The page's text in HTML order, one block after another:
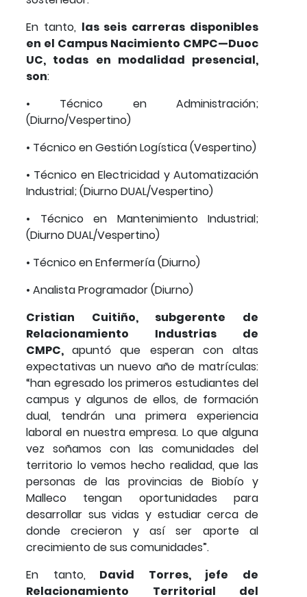
En tanto, las seis carreras disponibles
en el Campus Nacimiento CMPC—Duoc
UC, todas en modalidad presencial,
son:
• Técnico en Administración;
(Diurno/Vespertino)
• Técnico en Gestión Logística (Vespertino)
• Técnico en Electricidad y Automatización
Industrial; (Diurno DUAL/Vespertino)
• Técnico en Mantenimiento Industrial;
(Diurno DUAL/Vespertino)
• Técnico en Enfermería (Diurno)
• Analista Programador (Diurno)
Cristian Cuitiño, subgerente de
Relacionamiento Industrias de
CMPC,apuntó que esperan con altas
expectativas un nuevo año de matrículas:
“han egresado los primeros estudiantes del
campus y algunos de ellos, de formación
dual, tendrán una primera experiencia
laboral en nuestra empresa. Lo que alguna
vez soñamos con las comunidades del
territorio lo vemos hecho realidad, que las
personas de las provincias de Biobío y
Malleco tengan oportunidades para
desarrollar sus vidas y estudiar cerca de
donde crecieron y así ser aporte al
crecimiento de sus comunidades”.
En tanto, David Torres, jefe de
Relacionamiento Territorial del